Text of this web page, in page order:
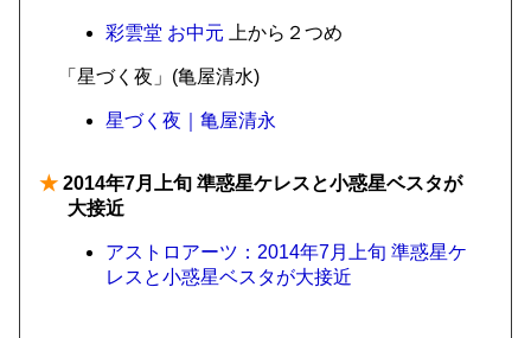
彩雲堂 お中元 上から２つめ
「星づく夜」(亀屋清水)
星づく夜｜亀屋清永
★ 2014年7月上旬 準惑星ケレスと小惑星ベスタが
大接近
アストロアーツ：2014年7月上旬 準惑星ケ
レスと小惑星ベスタが大接近